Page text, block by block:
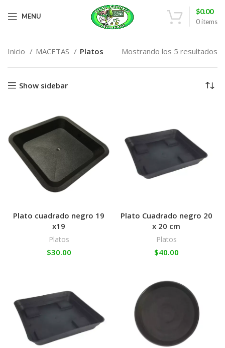
MENU
0items
$0.00
Inicio MACETAS Platos Mostrando los 5 resultados
Show sidebar
Plato cuadrado negro 19
x19
Platos
$30.00
Plato Cuadrado negro 20
x 20 cm
Platos
$40.00